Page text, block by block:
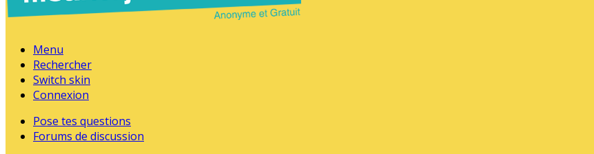
Menu
Rechercher
Switch skin
Connexion
Pose tes questions
Forums de discussion